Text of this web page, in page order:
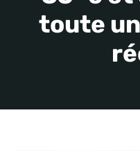
toute